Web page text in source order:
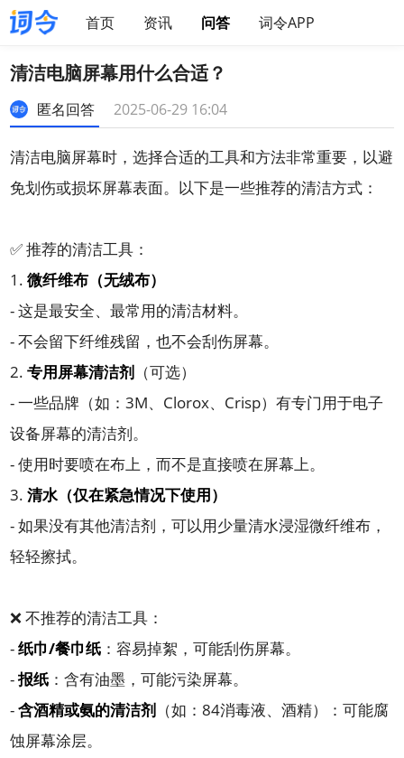
首页 资讯 问答 词令APP
清洁电脑屏幕用什么合适？
匿名回答 2025-06-29 16:04
清洁电脑屏幕时，选择合适的工具和方法非常重要，以避
免划伤或损坏屏幕表面。以下是一些推荐的清洁方式：
✅ 推荐的清洁工具：
1.微纤维布（无绒布）
- 这是最安全、最常用的清洁材料。
- 不会留下纤维残留，也不会刮伤屏幕。
2.专用屏幕清洁剂 （可选）
- 一些品牌（如：3M、Clorox、Crisp）有专门用于电子
设备屏幕的清洁剂。
- 使用时要喷在布上，而不是直接喷在屏幕上。
3.清水（仅在紧急情况下使用）
- 如果没有其他清洁剂，可以用少量清水浸湿微纤维布，
轻轻擦拭。
❌ 不推荐的清洁工具：
-纸巾/餐巾纸 ：容易掉絮，可能刮伤屏幕。
-报纸 ：含有油墨，可能污染屏幕。
-含酒精或氨的清洁剂 （如：84消毒液、酒精）：可能腐
蚀屏幕涂层。